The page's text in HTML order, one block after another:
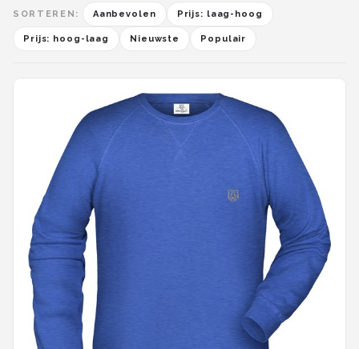
SORTEREN: Aanbevolen Prijs: laag-hoog
Prijs: hoog-laag Nieuwste Populair